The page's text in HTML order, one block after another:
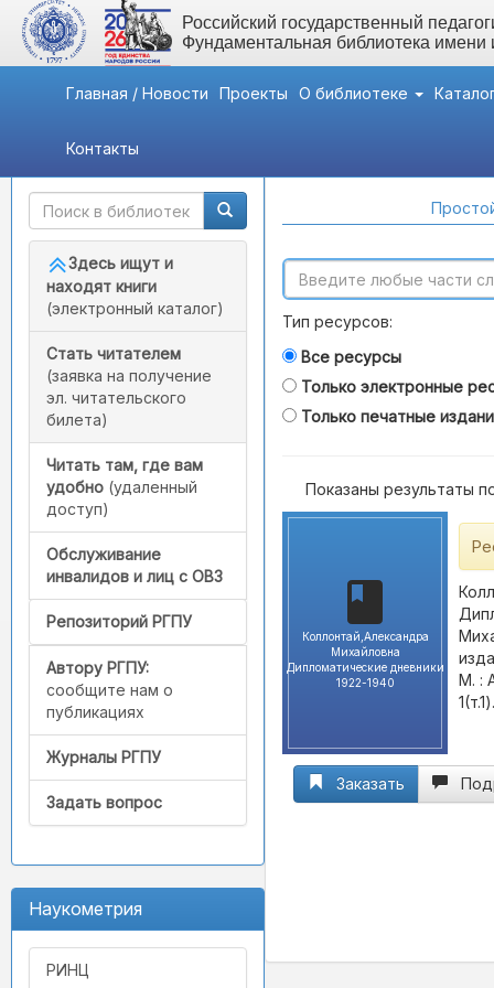
Российский государственный
Фундаментальная библиотека
Главная / Новости Проекты О библиотеке
Контакты
Быстрый доступ
Здесь ищут и
находят книги
(электронный каталог)
Стать читателем
(заявка на получение
эл. читательского
билета)
Читать там, где вам
удобно (удаленный
доступ)
Обслуживание
инвалидов и лиц с ОВЗ
Репозиторий РГПУ
Автору РГПУ:
сообщите нам о
публикациях
Журналы РГПУ
Задать вопрос
Наукометрия
РИНЦ
Тип ресурсов:
Все ресурсы
Только электронные
Только печатные
Показаны результаты
Коллонтай,Александра
Михайловна
Дипломатические дневники
1922-1940
М. :
1(т.1).
Заказать